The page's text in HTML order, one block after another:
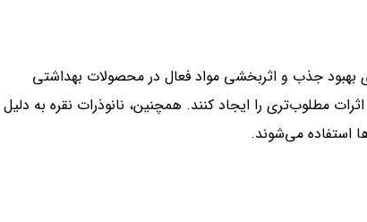
بهبود جذب و اثربخشی مواد فعال در محصولات بهداشتی
مطلوب‌تری را ایجاد کنند. همچنین، نانوذرات نقره به دلیل
استفاده می‌شوند.